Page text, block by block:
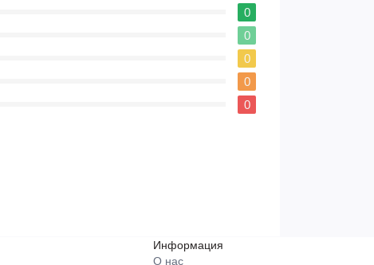
0
0
0
0
0
Информация
О нас